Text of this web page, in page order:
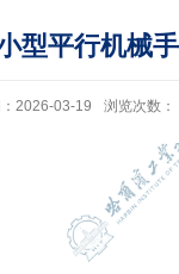
型平行机械
2026-03-19 浏览次数：